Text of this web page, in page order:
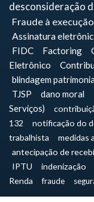
desconsideração
Fraude à execução
Assinatura
FIDC Factoring
Eletrônico
blindagem
TJSP
dano moral
Serviços)
132
notificação do
trabalhista
medidas
antecipação de
IPTU
indenização
Renda
fraude